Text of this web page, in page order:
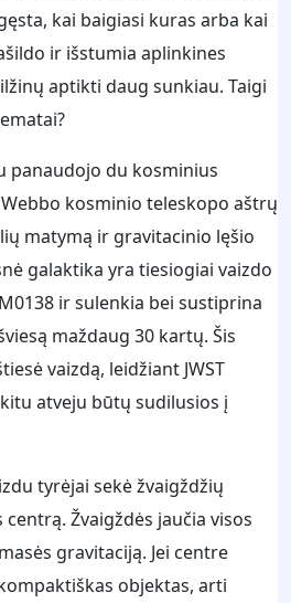
kai baigiasi kuras arba kai
ir išstumia aplinkines
aptikti daug sunkiau. Taigi
panaudojo du kosminius
Webbo kosminio teleskopo aštrų
matymą ir gravitacinio lęšio
galaktika yra tiesiogiai vaizdo
ir sulenkia bei sustiprina
maždaug 30 kartų. Šis
vaizdą, leidžiant JWST
atveju būtų sudilusios į
tyrėjai sekė žvaigždžių
Žvaigždės jaučia visos
gravitaciją. Jei centre
objektas, arti